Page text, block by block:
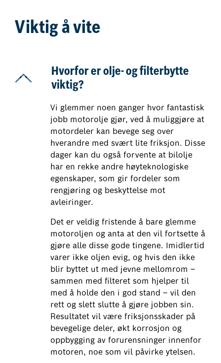
Viktig å vite
Hvorfor er olje- og filterbytte
viktig?
Vi glemmer noen ganger hvor fantastisk
jobb motorolje gjør, ved å muliggjøre at
motordeler kan bevege seg over
hverandre med svært lite friksjon. Disse
dager kan du også forvente at bilolje
har en rekke andre høyteknologiske
egenskaper, som gir fordeler som
rengjøring og beskyttelse mot
avleiringer.
Det er veldig fristende å bare glemme
motoroljen og anta at den vil fortsette å
gjøre alle disse gode tingene. Imidlertid
varer ikke oljen evig, og hvis den ikke
blir byttet ut med jevne mellomrom –
sammen med filteret som hjelper til
med å holde den i god stand – vil den
rett og slett slutte å gjøre jobben sin.
Resultatet vil være friksjonsskader på
bevegelige deler, økt korrosjon og
oppbygging av forurensninger innenfor
motoren, noe som vil påvirke ytelsen.